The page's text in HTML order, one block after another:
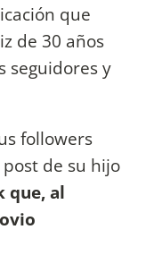
que
de 30 años
seguidores y
followers
de su hijo
que, al